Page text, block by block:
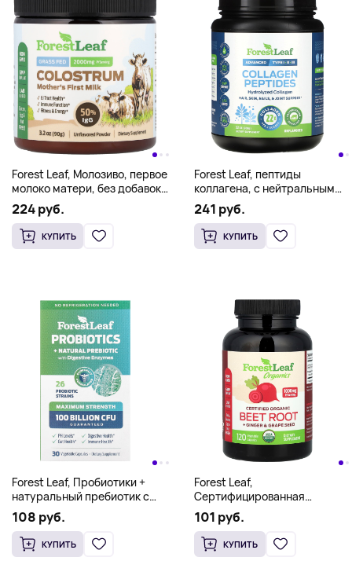
Forest Leaf, Молозиво, первое
молоко матери, без добавок,
90 г (3,2 унции)
224 руб.
КУПИТЬ
Forest Leaf, пептиды
коллагена, с нейтральным
вкусом, 908 г (32 унции)
241 руб.
КУПИТЬ
Forest Leaf, Пробиотики +
натуральный пребиотик с
пищеварительными
ферментами, максимальная
эффективность, 30
вегетарианских капсул
108 руб.
КУПИТЬ
Forest Leaf,
Сертифицированная
органическая свекла, имбирь
и виноградные косточки, 120
растительных капсул
101 руб.
КУПИТЬ